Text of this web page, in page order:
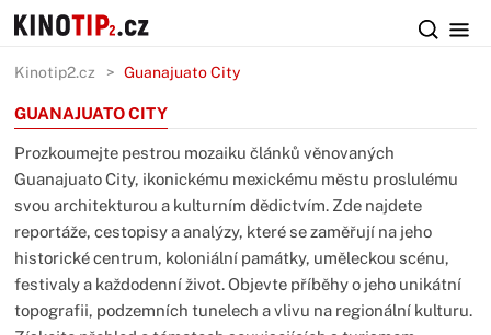
Kinotip2.cz Guanajuato City
GUANAJUATO CITY
Prozkoumejte pestrou mozaiku článků věnovaných
Guanajuato City, ikonickému mexickému městu proslulému
svou architekturou a kulturním dědictvím. Zde najdete
reportáže, cestopisy a analýzy, které se zaměřují na jeho
historické centrum, koloniální památky, uměleckou scénu,
festivaly a každodenní život. Objevte příběhy o jeho unikátní
topografii, podzemních tunelech a vlivu na regionální kulturu.